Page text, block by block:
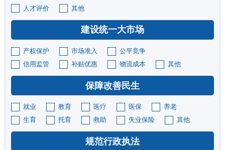
人才评价
其他
建设统一大市场
产权保护 市场准入
公平竞争
信用监管
补贴优惠 物流成本 其他
保障改善民生
就业 教育 医疗 医保
养老
生育
托育 救助 失业保险 其他
规范行政执法